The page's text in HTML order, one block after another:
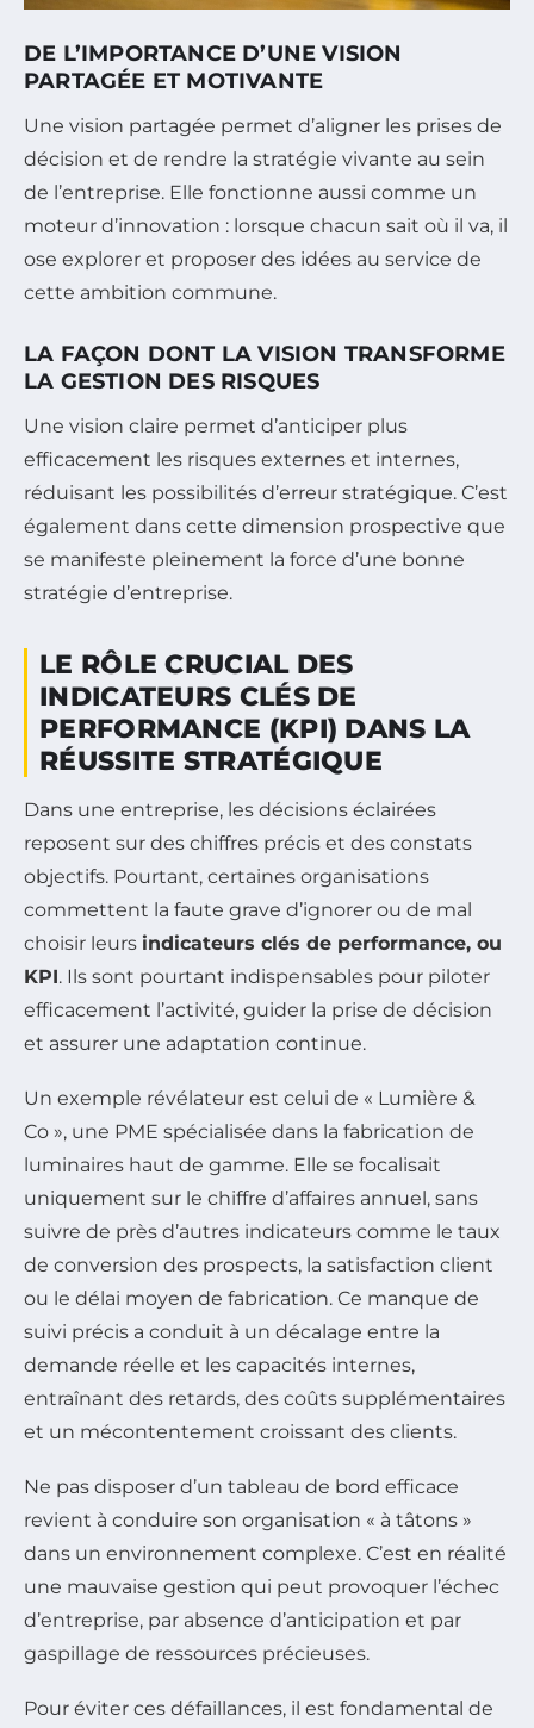
DE L’IMPORTANCE D’UNE VISION
PARTAGÉE ET MOTIVANTE
Une vision partagée permet d’aligner les prises de
décision et de rendre la stratégie vivante au sein
de l’entreprise. Elle fonctionne aussi comme un
moteur d’innovation : lorsque chacun sait où il va, il
ose explorer et proposer des idées au service de
cette ambition commune.
LA FAÇON DONT LA VISION TRANSFORME
LA GESTION DES RISQUES
Une vision claire permet d’anticiper plus
efficacement les risques externes et internes,
réduisant les possibilités d’erreur stratégique. C’est
également dans cette dimension prospective que
se manifeste pleinement la force d’une bonne
stratégie d’entreprise.
LE RÔLE CRUCIAL DES
INDICATEURS CLÉS DE
PERFORMANCE (KPI) DANS LA
RÉUSSITE STRATÉGIQUE
Dans une entreprise, les décisions éclairées
reposent sur des chiffres précis et des constats
objectifs. Pourtant, certaines organisations
commettent la faute grave d’ignorer ou de mal
choisir leurs indicateurs clés de performance, ou
KPI. Ils sont pourtant indispensables pour piloter
efficacement l’activité, guider la prise de décision
et assurer une adaptation continue.
Un exemple révélateur est celui de « Lumière &
Co », une PME spécialisée dans la fabrication de
luminaires haut de gamme. Elle se focalisait
uniquement sur le chiffre d’affaires annuel, sans
suivre de près d’autres indicateurs comme le taux
de conversion des prospects, la satisfaction client
ou le délai moyen de fabrication. Ce manque de
suivi précis a conduit à un décalage entre la
demande réelle et les capacités internes,
entraînant des retards, des coûts supplémentaires
et un mécontentement croissant des clients.
Ne pas disposer d’un tableau de bord efficace
revient à conduire son organisation « à tâtons »
dans un environnement complexe. C’est en réalité
une mauvaise gestion qui peut provoquer l’échec
d’entreprise, par absence d’anticipation et par
gaspillage de ressources précieuses.
Pour éviter ces défaillances, il est fondamental de